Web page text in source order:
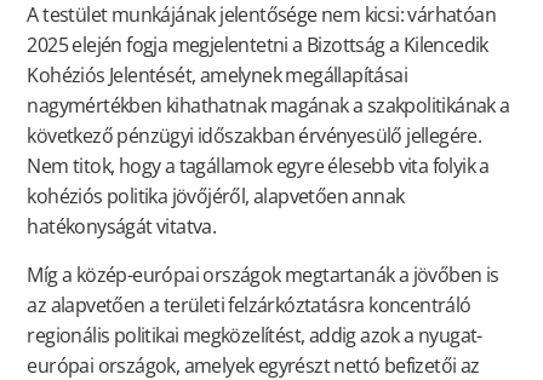
A testület munkájának jelentősége nem kicsi: várhatóan
2025 elején fogja megjelentetni a Bizottság a Kilencedik
Kohéziós Jelentését, amelynek megállapításai
nagymértékben kihathatnak magának a szakpolitikának a
következő pénzügyi időszakban érvényesülő jellegére.
Nem titok, hogy a tagállamok egyre élesebb vita folyik a
kohéziós politika jövőjéről, alapvetően annak
hatékonyságát vitatva.
Míg a közép-európai országok megtartanák a jövőben is
az alapvetően a területi felzárkóztatásra koncentráló
regionális politikai megközelítést, addig azok a nyugat-
európai országok, amelyek egyrészt nettó befizetői az